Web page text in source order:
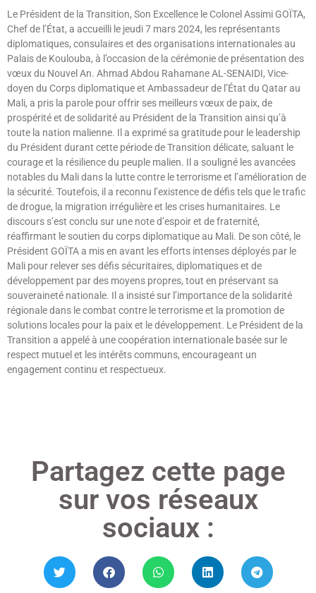
Le Président de la Transition, Son Excellence le Colonel Assimi GOÏTA,
Chef de l’État, a accueilli le jeudi 7 mars 2024, les représentants
diplomatiques, consulaires et des organisations internationales au
Palais de Koulouba, à l’occasion de la cérémonie de présentation des
vœux du Nouvel An. Ahmad Abdou Rahamane AL-SENAIDI, Vice-
doyen du Corps diplomatique et Ambassadeur de l’État du Qatar au
Mali, a pris la parole pour offrir ses meilleurs vœux de paix, de
prospérité et de solidarité au Président de la Transition ainsi qu’à
toute la nation malienne. Il a exprimé sa gratitude pour le leadership
du Président durant cette période de Transition délicate, saluant le
courage et la résilience du peuple malien. Il a souligné les avancées
notables du Mali dans la lutte contre le terrorisme et l’amélioration de
la sécurité. Toutefois, il a reconnu l’existence de défis tels que le trafic
de drogue, la migration irrégulière et les crises humanitaires. Le
discours s’est conclu sur une note d’espoir et de fraternité,
réaffirmant le soutien du corps diplomatique au Mali. De son côté, le
Président GOÏTA a mis en avant les efforts intenses déployés par le
Mali pour relever ses défis sécuritaires, diplomatiques et de
développement par des moyens propres, tout en préservant sa
souveraineté nationale. Il a insisté sur l’importance de la solidarité
régionale dans le combat contre le terrorisme et la promotion de
solutions locales pour la paix et le développement. Le Président de la
Transition a appelé à une coopération internationale basée sur le
respect mutuel et les intérêts communs, encourageant un
engagement continu et respectueux.
Partagez cette page
sur vos réseaux
sociaux :